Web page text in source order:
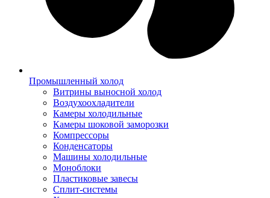
Промышленный холод
Витрины выносной холод
Воздухоохладители
Камеры холодильные
Камеры шоковой заморозки
Компрессоры
Конденсаторы
Машины холодильные
Моноблоки
Пластиковые завесы
Сплит-системы